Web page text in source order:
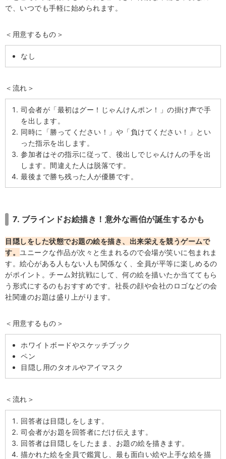
で、いつでも手軽に始められます。
＜用意するもの＞
なし
＜流れ＞
司会者が「最初はグー！じゃんけんポン！」の掛け声で手
を出します。
同時に「勝ってください！」や「負けてください！」とい
った指示を出します。
参加者はその指示に従って、後出しでじゃんけんの手を出
します。間違えた人は脱落です。
最後まで勝ち残った人が優勝です。
7. ブラインドお絵描き！意外な画伯が誕生するかも
目隠しをした状態でお題の絵を描き、出来栄えを競うゲームで
す。 ユニークな作品が次々と生まれるので会場が笑いに包まれま
す。絵心がある人もない人も関係なく、全員が平等に楽しめるの
がポイント。チーム対抗戦にして、何の絵を描いたか当ててもら
う形式にするのもおすすめです。社長の顔や会社のロゴなどの会
社関連のお題は盛り上がります。
＜用意するもの＞
ホワイトボードやスケッチブック
ペン
目隠し用のタオルやアイマスク
＜流れ＞
回答者は目隠しをします。
司会者がお題を回答者にだけ伝えます。
回答者は目隠しをしたまま、お題の絵を描きます。
描かれた絵を全員で鑑賞し、最も面白い絵や上手な絵を描